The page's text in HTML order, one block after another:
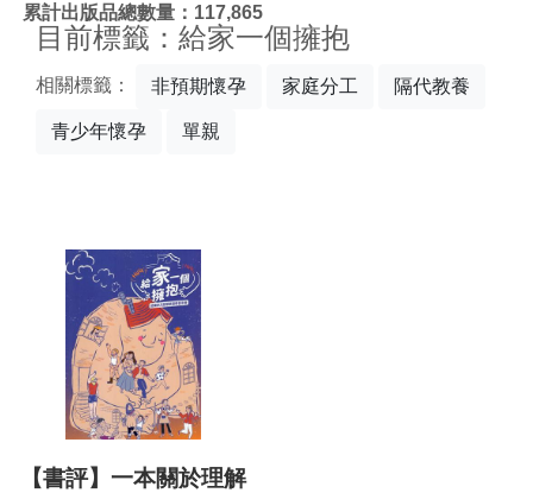
累計出版品總數量：117,865
目前標籤：給家一個擁抱
相關標籤： 非預期懷孕 家庭分工 隔代教養
青少年懷孕 單親
【書評】一本關於理解